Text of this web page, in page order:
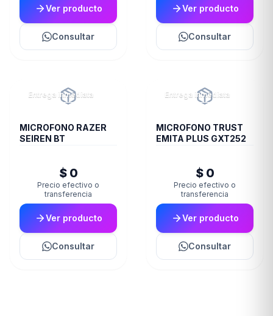
Ver producto
Consultar
Ver producto
Consultar
Entrega inmediata
MICROFONO RAZER
SEIREN BT
$ 0
Precio efectivo o
transferencia
Ver producto
Consultar
Entrega inmediata
MICROFONO TRUST
EMITA PLUS GXT252
$ 0
Precio efectivo o
transferencia
Ver producto
Consultar